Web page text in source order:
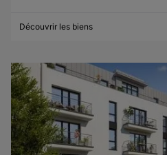
Découvrir les biens